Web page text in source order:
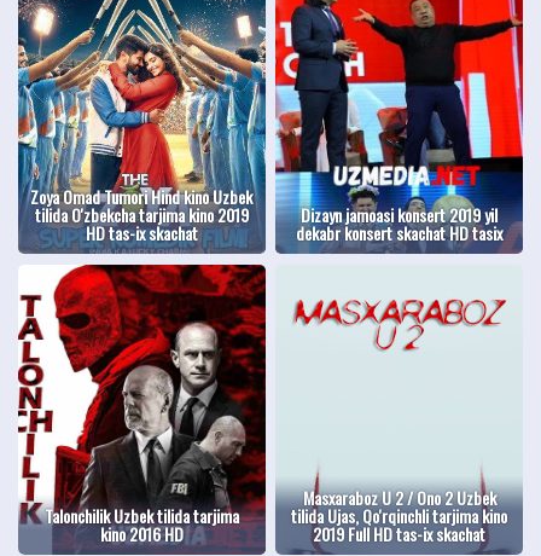
Zoya Omad Tumori Hind kino Uzbek
tilida O'zbekcha tarjima kino 2019
HD tas-ix skachat
Dizayn jamoasi konsert 2019 yil
dekabr konsert skachat HD tasix
Talonchilik Uzbek tilida tarjima
kino 2016 HD
Masxaraboz U 2 / Ono 2 Uzbek
tilida Ujas, Qo'rqinchli tarjima kino
2019 Full HD tas-ix skachat